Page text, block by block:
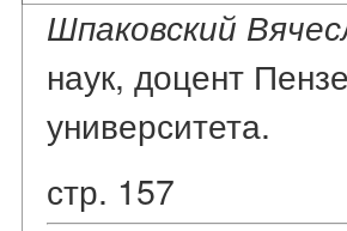
Шпаковский
наук, доцент
университета.
стр. 157